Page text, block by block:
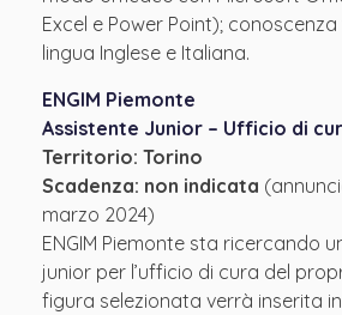
Excel e Power Point);
lingua Inglese e Italiana.
ENGIM Piemonte
Assistente Junior – Ufficio di
Territorio: Torino
Scadenza: non indicata
marzo 2024)
ENGIM Piemonte sta ricercando
junior per l’ufficio di cura del
figura selezionata verrà inserita